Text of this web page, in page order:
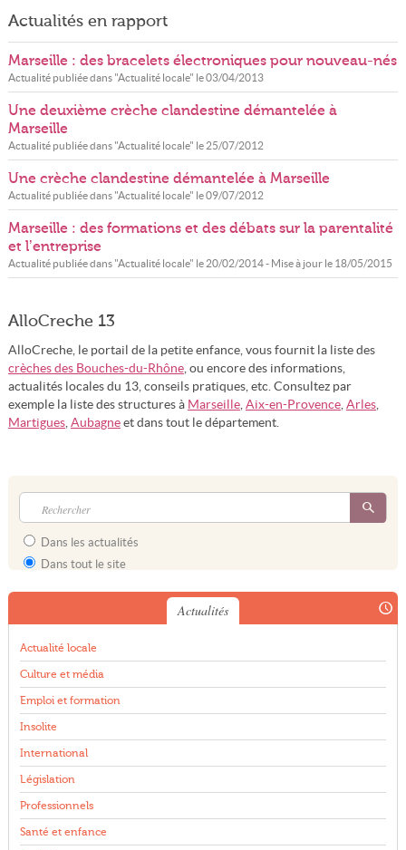
Actualités en rapport
Marseille : des bracelets électroniques pour nouveau-nés
Actualité publiée dans "Actualité locale" le03/04/2013
Une deuxième crèche clandestine démantelée à
Marseille
Actualité publiée dans "Actualité locale" le 25/07/2012
Une crèche clandestine démantelée à Marseille
Actualité publiée dans "Actualité locale" le09/07/2012
Marseille : des formations et des débats sur la parentalité
et l’entreprise
Actualité publiée dans "Actualité locale" le 20/02/2014- Mise à jour le 18/05/2015
AlloCreche 13
AlloCreche, le portail de la petite enfance, vous fournit la liste des
crèches des Bouches-du-Rhône, ou encore des informations,
actualités locales du 13, conseils pratiques, etc. Consultez par
exemple la liste des structures à Marseille, Aix-en-Provence, Arles,
Martigues, Aubagneet dans tout le département.
Dans les actualités
Dans tout le site
Actualités
Actualité locale
Culture et média
Emploi et formation
Insolite
International
Législation
Professionnels
Santé et enfance